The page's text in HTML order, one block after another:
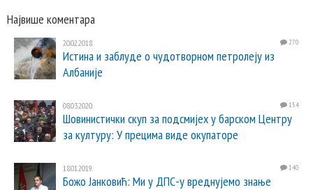
Највише коментара
20.02.2018. 270
Истина и заблуде о чудотворном петролеју из
Албаније
08.03.2020. 154
Шовинистички скуп за подсмијех у барском Центру
за културу: У прецима виде окупаторе
18.01.2019. 140
Божо Јанковић: Ми у ДПС-у вреднујемо знање